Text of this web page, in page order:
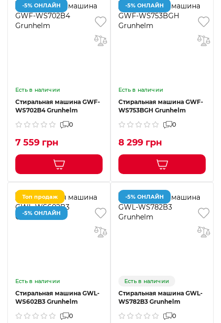
-5% ОНЛАЙН
Есть в наличии
Стиральная машина GWF-
WS702B4 Grunhelm
0
7 559 грн
-5% ОНЛАЙН
Есть в наличии
Стиральная машина GWF-
WS753BGH Grunhelm
0
8 299 грн
Топ продаж
-5% ОНЛАЙН
Есть в наличии
Стиральная машина GWL-
WS602B3 Grunhelm
0
-5% ОНЛАЙН
Есть в наличии
Стиральная машина GWL-
WS782B3 Grunhelm
0